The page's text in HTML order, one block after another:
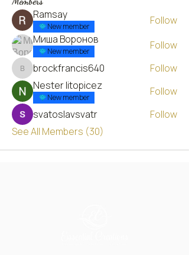
Ramsay
New member
Follow
Миша Воронов
New member Follow
brockfrancis640
brockfrancis640
Follow
Nester litopicez
New member
Follow
svatoslavsvatr
Follow
See All Members (30)